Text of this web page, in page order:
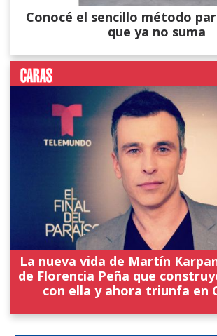
Conocé el sencillo método
que ya no suma
La nueva vida de Martín
de Florencia Peña que
con ella y ahora triunfa en